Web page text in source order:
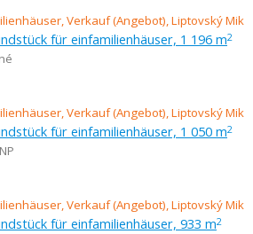
für einfamilienhäuser, 1 196 m2
für einfamilienhäuser, 1 050 m2
für einfamilienhäuser, 933 m2